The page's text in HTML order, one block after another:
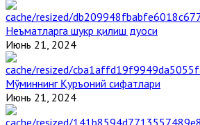
Неъматларга шукр қилиш дуоси
Июнь 21, 2024
Мўминнинг Қуръоний сифатлари
Июнь 21, 2024